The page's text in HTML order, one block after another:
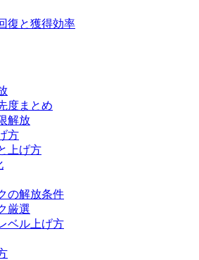
復と獲得効率
度まとめ
解放
方
上げ方
の解放条件
厳選
ベル上げ方